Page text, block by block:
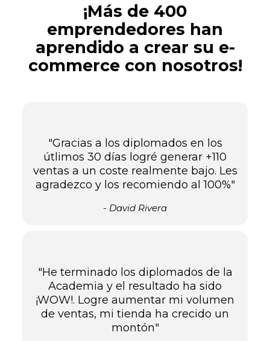
¡Más de 400
emprendedores han
aprendido a crear su e-
commerce con nosotros!
"Gracias a los diplomados en los
útlimos 30 días logré generar +110
ventas a un coste realmente bajo. Les
agradezco y los recomiendo al 100%"
- David Rivera
"He terminado los diplomados de la
Academia y el resultado ha sido
¡WOW!. Logre aumentar mi volumen
de ventas, mi tienda ha crecido un
montón"